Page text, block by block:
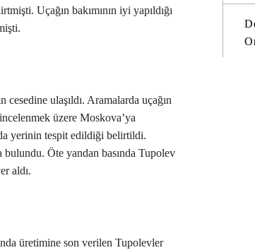
Uçağın bakımının iyi yapıldığı
cesedine ulaşıldı. Aramalarda uçağın
üzere Moskova’ya
yerinin tespit edildiği belirtildi.
bulundu. Öte yandan basında Tupolev
aldı.
üretimine son verilen Tupolevler